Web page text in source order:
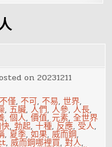
on20231211
不僅,不可,不易,世界,
,五臟,人們,人參,人長,
,個人,價值,元素,全世界
,勃起,十種, 反應, 受人,
, 夏季,如果,威而鋼,
,威而鋼哪裡買,對人,